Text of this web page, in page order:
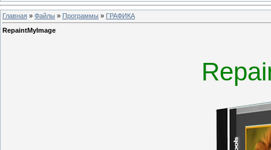
Главная » Файлы » Программы » ГРАФИКА
RepaintMyImage